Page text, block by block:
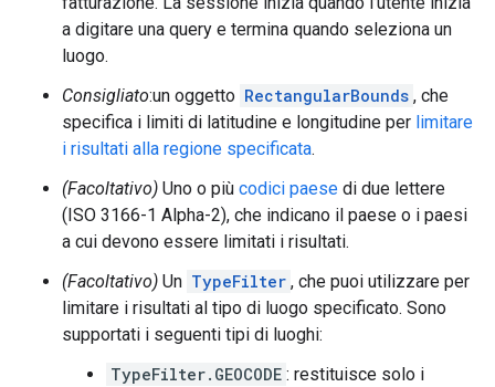
a digitare una query e termina quando seleziona un
luogo.
Consigliato:un oggetto RectangularBounds , che
specifica i limiti di latitudine e longitudine per limitare
i risultati alla regione specificata.
(Facoltativo) Uno o più codici paese di due lettere
(ISO 3166-1 Alpha-2), che indicano il paese o i paesi
a cui devono essere limitati i risultati.
(Facoltativo) Un TypeFilter , che puoi utilizzare per
limitare i risultati al tipo di luogo specificato. Sono
supportati i seguenti tipi di luoghi:
TypeFilter.GEOCODE : restituisce solo i